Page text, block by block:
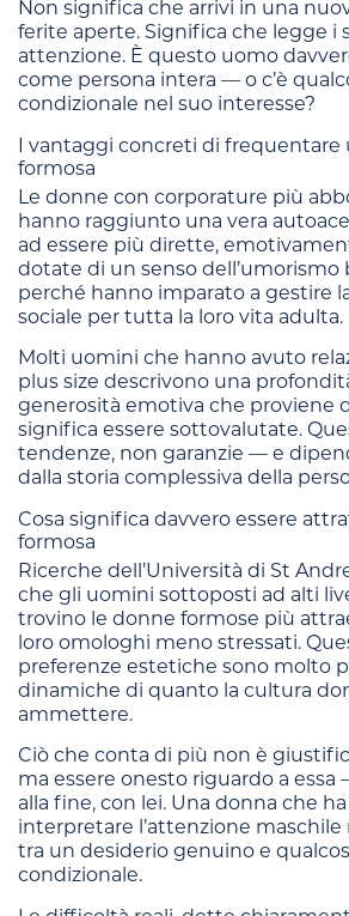
Non significa che arrivi in una
ferite aperte. Significa che legge i
attenzione. È questo uomo
come persona intera — o c’è
condizionale nel suo interesse?
I vantaggi concreti di frequentare
formosa
Le donne con corporature più
hanno raggiunto una vera
ad essere più dirette,
dotate di un senso
perché hanno imparato a gestire
sociale per tutta la loro vita adulta.
Molti uomini che hanno avuto
plus size descrivono una
generosità emotiva che proviene
significa essere sottovalutate.
tendenze, non garanzie — e
dalla storia complessiva della
Cosa significa davvero essere
formosa
Ricerche dell’Università di St
che gli uomini sottoposti ad alti
trovino le donne formose più
loro omologhi meno stressati.
preferenze estetiche sono molto
dinamiche di quanto la cultura
ammettere.
Ciò che conta di più non è
ma essere onesto riguardo a essa
alla fine, con lei. Una donna che
interpretare l’attenzione maschile
tra un desiderio genuino e
condizionale.